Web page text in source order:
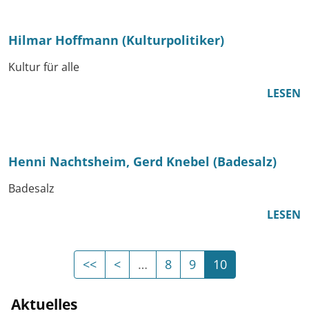
Hilmar Hoffmann (Kulturpolitiker)
Kultur für alle
LESEN
Henni Nachtsheim, Gerd Knebel (Badesalz)
Badesalz
LESEN
<<Erste Seite
<Vorherige Seite
… 8 9 10(Aktuelle
Aktuelles